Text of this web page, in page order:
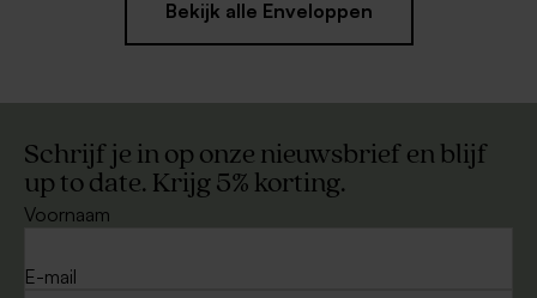
Bekijk alle Enveloppen
Schrijf je in op onze nieuwsbrief en blijf
up to date. Krijg 5% korting.
Voornaam
E-mail